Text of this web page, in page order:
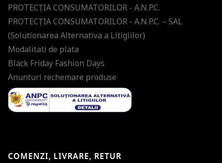
PROTECŢIA CONSUMATORILOR - A.N.P.C.
PROTECŢIA CONSUMATORILOR - A.N.P.C. – SAL
(Solutionarea Alternativa a Litigiilor)
Modalitati de plata
Black Friday Fashion Days
Anunturi rechemare produse
COMENZI, LIVRARE, RETUR